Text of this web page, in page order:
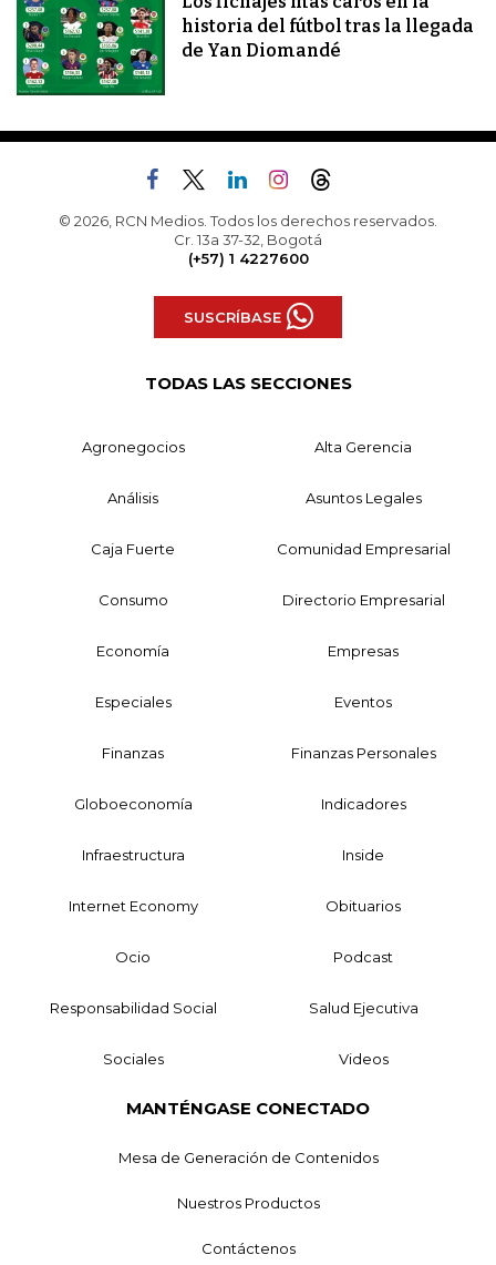
historia del fútbol tras la llegada
de Yan Diomandé
© 2026, RCN Medios. Todos los derechos reservados.
Cr. 13a 37-32, Bogotá
(+57) 1 4227600
SUSCRÍBASE
TODAS LAS SECCIONES
Agronegocios Alta Gerencia
Análisis Asuntos Legales
Caja Fuerte Comunidad Empresarial
Consumo Directorio Empresarial
Economía Empresas
Especiales Eventos
Finanzas Finanzas Personales
Globoeconomía Indicadores
Infraestructura Inside
Internet Economy Obituarios
Ocio Podcast
Responsabilidad Social Salud Ejecutiva
Sociales Videos
MANTÉNGASE CONECTADO
Mesa de Generación de Contenidos
Nuestros Productos
Contáctenos